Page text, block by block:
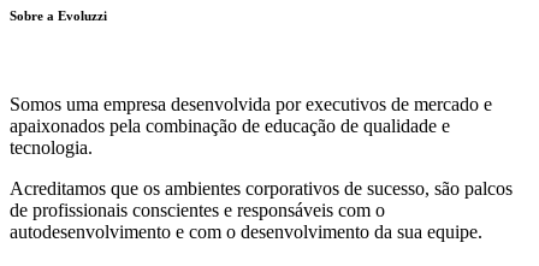
Sobre a Evoluzzi
Somos uma empresa desenvolvida por executivos de mercado e
apaixonados pela combinação de educação de qualidade e
tecnologia.
Acreditamos que os ambientes corporativos de sucesso, são palcos
de profissionais conscientes e responsáveis com o
autodesenvolvimento e com o desenvolvimento da sua equipe.